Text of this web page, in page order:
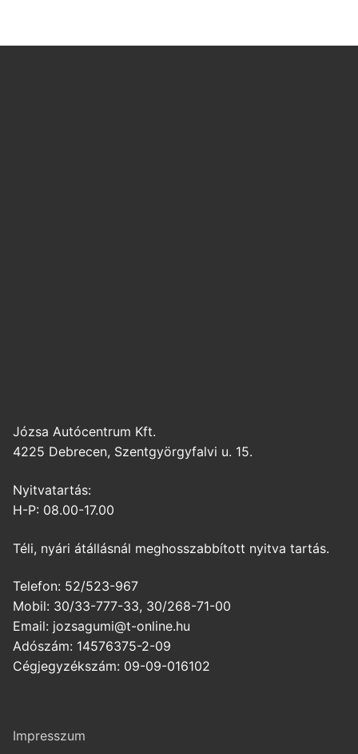
Józsa Autócentrum Kft.
4225 Debrecen, Szentgyörgyfalvi u. 15.
Nyitvatartás:
H-P: 08.00-17.00
Téli, nyári átállásnál meghosszabbított nyitva tartás.
Telefon: 52/523-967
Mobil: 30/33-777-33, 30/268-71-00
Email: jozsagumi@t-online.hu
Adószám: 14576375-2-09
Cégjegyzékszám: 09-09-016102
Impresszum